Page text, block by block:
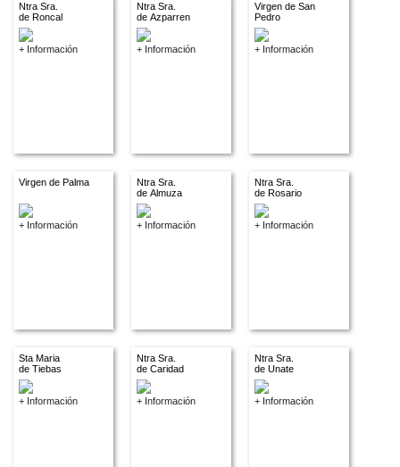
Ntra Sra.
de Roncal
+ Información
Ntra Sra.
de Azparren
+ Información
Virgen de San
Pedro
+ Información
Virgen de Palma
+ Información
Ntra Sra.
de Almuza
+ Información
Ntra Sra.
de Rosario
+ Información
Sta Maria
de Tiebas
+ Información
Ntra Sra.
de Caridad
+ Información
Ntra Sra.
de Unate
+ Información